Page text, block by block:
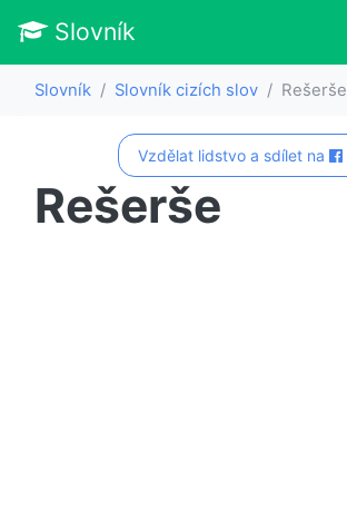
Slovník
Slovník Slovník cizích slov Rešerše
Vzdělat lidstvo a sdílet na
Rešerše